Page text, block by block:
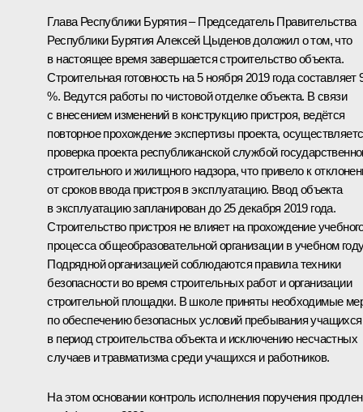
Глава Республики Бурятия – Председатель Правительства
Республики Бурятия Алексей Цыденов доложил о том, что
в настоящее время завершается строительство объекта.
Строительная готовность на 5 ноября 2019 года составляет
%. Ведутся работы по чистовой отделке объекта. В связи
с внесением изменений в конструкцию пристроя, ведётся
повторное прохождение экспертизы проекта,
проверка проекта республиканской службой
строительного и жилищного надзора, что привело к
от сроков ввода пристроя в эксплуатацию. Ввод объекта
в эксплуатацию запланирован до 25 декабря 2019 года.
Строительство пристроя не влияет на прохождение
процесса общеобразовательной организации в учебном
Подрядной организацией соблюдаются правила техники
безопасности во время строительных работ и организации
строительной площадки. В школе приняты необходимые
по обеспечению безопасных условий пребывания учащихся
в период строительства объекта и исключению несчастных
случаев и травматизма среди учащихся и работников.
На этом основании контроль исполнения поручения продлен